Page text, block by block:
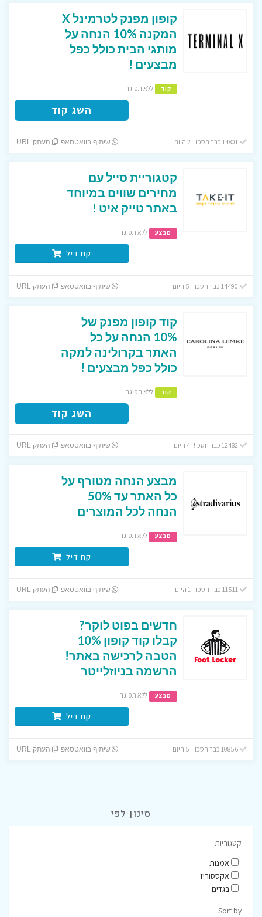
קופון מפנק לטרמינל X
המקנה 10% הנחה על
מותגי הבית כולל כפל
מבצעים !
קוד ללא תפוגה
השג קוד
שיתוף בוואטסאפ העתק URL
קטגוריית סייל עם
מחירים שווים במיוחד
באתר טייק איט !
מבצע ללא תפוגה
קח דיל
שיתוף בוואטסאפ העתק URL
קוד קופון מפנק של
10% הנחה על כל
האתר בקרולינה למקה
כולל כפל מבצעים !
קוד ללא תפוגה
השג קוד
שיתוף בוואטסאפ העתק URL
מבצע הנחה מטורף על
כל האתר עד 50%
הנחה לכל המוצרים
מבצע ללא תפוגה
קח דיל
שיתוף בוואטסאפ העתק URL
חדשים בפוט לוקר?
קבלו קוד קופון 10%
הטבה לרכישה באתר!
הרשמה בניוזלייטר
מבצע ללא תפוגה
קח דיל
10856 כבר חסכו! 5 היום שיתוף בוואטסאפ העתק URL
סינון לפי
קטגוריות
אמנות
אקססוריז
בגדים
Sort by